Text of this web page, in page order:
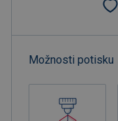
Možnosti potisku